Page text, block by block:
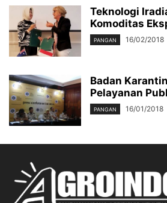
Teknologi
Komoditas
PANGAN 16/02/2018
Badan
Pelayanan
PANGAN 16/01/2018